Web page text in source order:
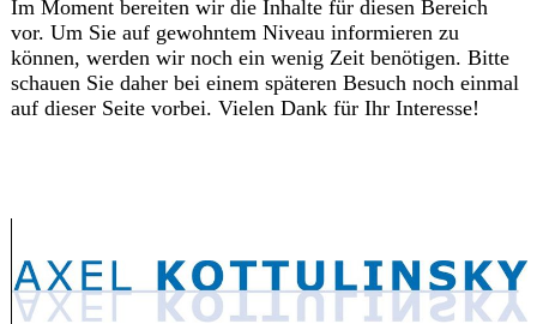
Im Moment bereiten wir die Inhalte für diesen Bereich
vor. Um Sie auf gewohntem Niveau informieren zu
können, werden wir noch ein wenig Zeit benötigen. Bitte
schauen Sie daher bei einem späteren Besuch noch einmal
auf dieser Seite vorbei. Vielen Dank für Ihr Interesse!